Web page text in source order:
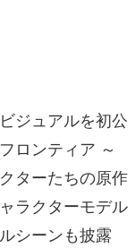
ジュアルを初公
ロンティア ～
ターたちの原作
ラクターモデル
シーンも披露